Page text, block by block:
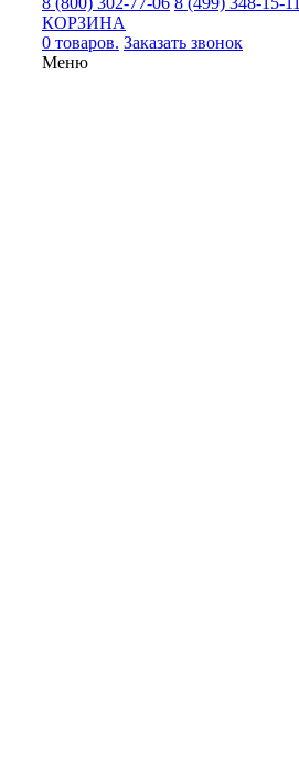
КОРЗИНА
0 товаров. Заказать звонок
Меню